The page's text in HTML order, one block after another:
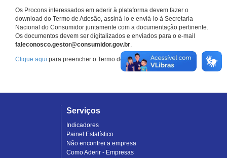
Os Procons interessados em aderir à plataforma devem fazer o
download do Termo de Adesão, assiná-lo e enviá-lo à Secretaria
Nacional do Consumidor juntamente com a documentação pertinente.
Os documentos devem ser digitalizados e enviados para o e-mail
faleconosco.gestor@consumidor.gov.br.
Clique aqui para preencher o Termo de Adesão.
Serviços
Indicadores
Painel Estatístico
Não encontrei a empresa
Como Aderir - Empresas